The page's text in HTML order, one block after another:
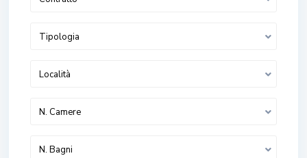
Tipologia
Località
N. Camere
N. Bagni